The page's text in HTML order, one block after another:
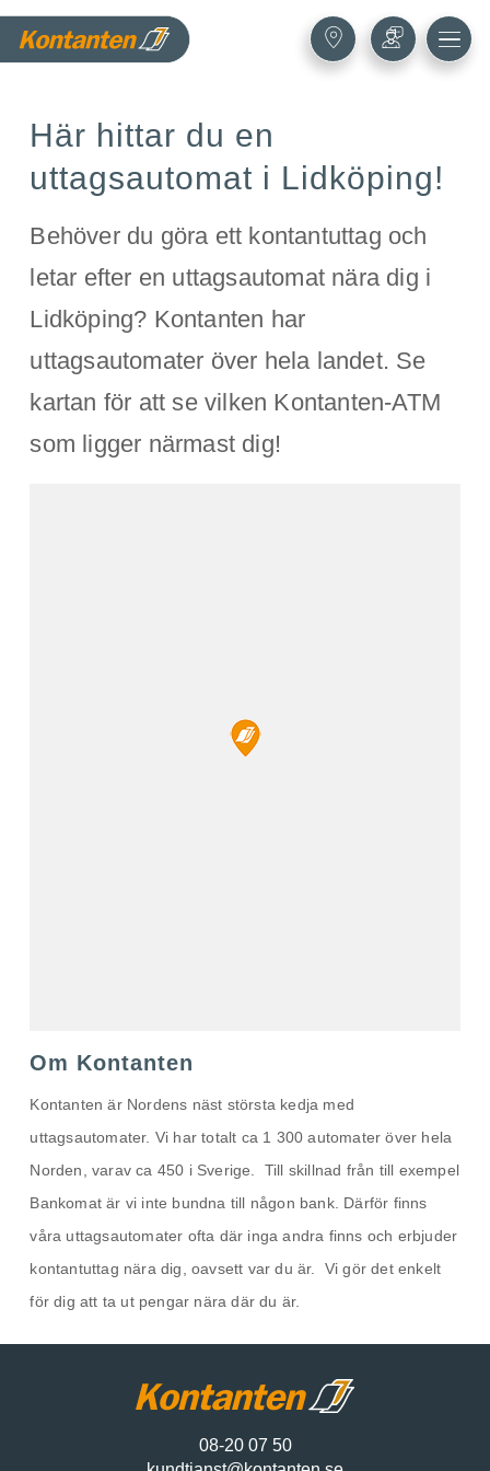
Här hittar du en
uttagsautomat i Lidköping!
Behöver du göra ett kontantuttag och
letar efter en uttagsautomat nära dig i
Lidköping? Kontanten har
uttagsautomater över hela landet. Se
kartan för att se vilken Kontanten-ATM
som ligger närmast dig!
Om Kontanten
Kontanten är Nordens näst största kedja med
uttagsautomater. Vi har totalt ca 1 300 automater över hela
Norden, varav ca 450 i Sverige. Till skillnad från till exempel
Bankomat är vi inte bundna till någon bank. Därför finns
våra uttagsautomater ofta där inga andra finns och erbjuder
kontantuttag nära dig, oavsett var du är. Vi gör det enkelt
för dig att ta ut pengar nära där du är.
08-20 07 50